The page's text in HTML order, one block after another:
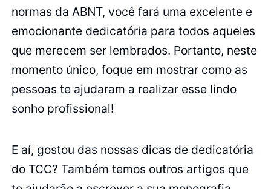
normas da ABNT, você fará uma excelente e
emocionante dedicatória para todos aqueles
que merecem ser lembrados. Portanto, neste
momento único, foque em mostrar como as
pessoas te ajudaram a realizar esse lindo
sonho profissional!
E aí, gostou das nossas dicas de dedicatória
do TCC? Também temos outros artigos que